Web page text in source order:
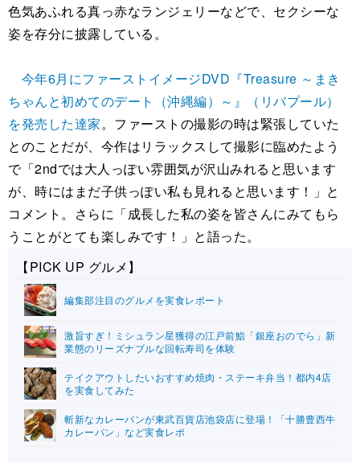
色気あふれる真っ赤なランジェリーなどで、セクシーな
姿を存分に披露している。
今年6月にファーストイメージDVD『Treasure ～まき
ちゃんと初めてのデート（沖縄編）～』（リバプール）
を発売した達家。ファーストの撮影の時は緊張していた
とのことだが、今作はリラックスして撮影に臨めたよう
で「2ndでは大人っぽい雰囲気が沢山みれると思います
が、時にはまだ子供っぽい私も見れると思います！」と
コメント。さらに「成長した私の姿を皆さんにみてもら
うことがとても楽しみです！」と語った。
【PICK UP グルメ】
編集部注目のグルメを実食レポート
激旨すぎ！ミシュラン星獲得の江戸前鮨「銀座おのでら」新
業態のリーズナブルな回転寿司を体験
テイクアウトしたいおすすめ焼肉・ステーキ弁当！都内4店
を実食してみた
斬新なカレーパンが東武百貨店池袋店に登場！「十勝豊西牛
カレーパン」など実食レポ